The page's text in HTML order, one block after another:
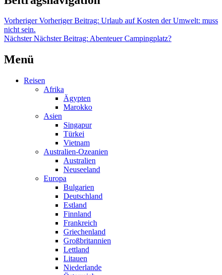
Vorheriger Vorheriger Beitrag: Urlaub auf Kosten der Umwelt: muss
nicht sein.
Nächster Nächster Beitrag: Abenteuer Campingplatz?
Menü
Reisen
Afrika
Ägypten
Marokko
Asien
Singapur
Türkei
Vietnam
Australien-Ozeanien
Australien
Neuseeland
Europa
Bulgarien
Deutschland
Estland
Finnland
Frankreich
Griechenland
Großbritannien
Lettland
Litauen
Niederlande